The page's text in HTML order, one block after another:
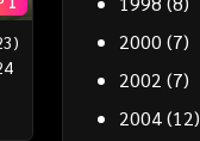
2000 (7)
2002 (7)
2004(12)